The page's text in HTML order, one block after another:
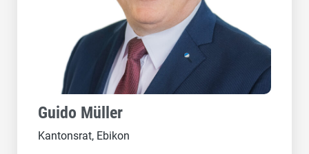
Guido Müller
Kantonsrat, Ebikon